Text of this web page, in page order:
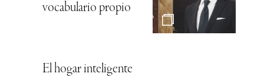
vocabulario propio
El hogar inteligente